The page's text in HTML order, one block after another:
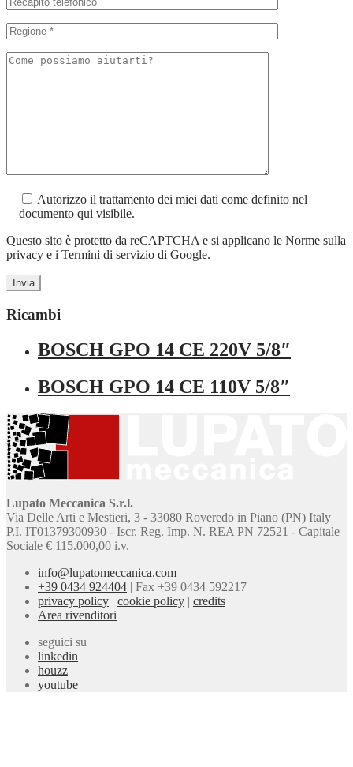
Autorizzo il trattamento dei miei dati come definito nel
documento qui visibile.
Questo sito è protetto da reCAPTCHA e si applicano le Norme sulla
privacy e i Termini di servizio di Google.
Ricambi
BOSCH GPO 14 CE 220V 5/8″
BOSCH GPO 14 CE 110V 5/8″
Lupato Meccanica S.r.l.
Via Delle Arti e Mestieri, 3 - 33080 Roveredo in Piano (PN) Italy
P.I. IT01379300930 - Iscr. Reg. Imp. N. REA PN 72521 - Capitale
Sociale € 115.000,00 i.v.
info@lupatomeccanica.com
+39 0434 924404 | Fax +39 0434 592217
privacy policy | cookie policy | credits
Area rivenditori
seguici su
linkedin
houzz
youtube